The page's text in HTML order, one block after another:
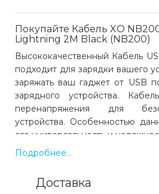
Покупайте Кабель XO
Lightning 2M Black (NB200)
Высококачественный Кабель
подходит для зарядки вашего
заряжать ваш гаджет от USB
зарядного устройства.
перенапряжения для
устройства. Особенностью
его универсальность и
Особенности:
Превосходное качество
Подробнее...
Доставка